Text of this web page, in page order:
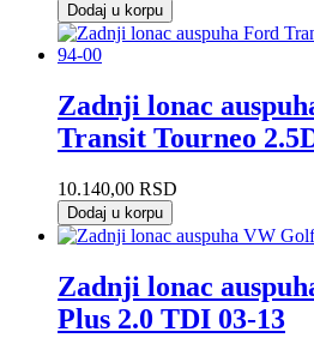
Dodaj u korpu
Zadnji lonac
Transit Tourneo
10.140,00 RSD
Dodaj u korpu
Zadnji lonac
Plus 2.0 TDI 03-13